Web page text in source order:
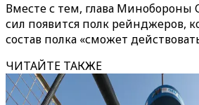
Вместе с тем, глава Минобороны
сил появится полк рейнджеров,
состав полка «сможет
ЧИТАЙТЕ ТАКЖЕ